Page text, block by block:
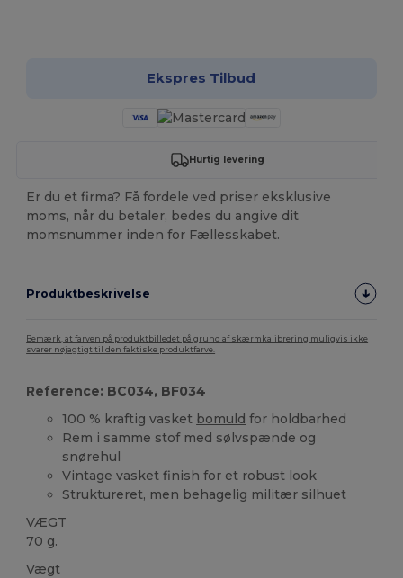
Ekspres Tilbud
Hurtig levering
Er du et firma? Få fordele ved priser eksklusive
moms, når du betaler, bedes du angive dit
momsnummer inden for Fællesskabet.
Produktbeskrivelse
Bemærk, at farven på produktbilledet på grund af skærmkalibrering muligvis ikke
svarer nøjagtigt til den faktiske produktfarve.
Reference: BC034, BF034
100 % kraftig vasket bomuld for holdbarhed
Rem i samme stof med sølvspænde og
snørehul
Vintage vasket finish for et robust look
Struktureret, men behagelig militær silhuet
VÆGT
70 g.
Vægt